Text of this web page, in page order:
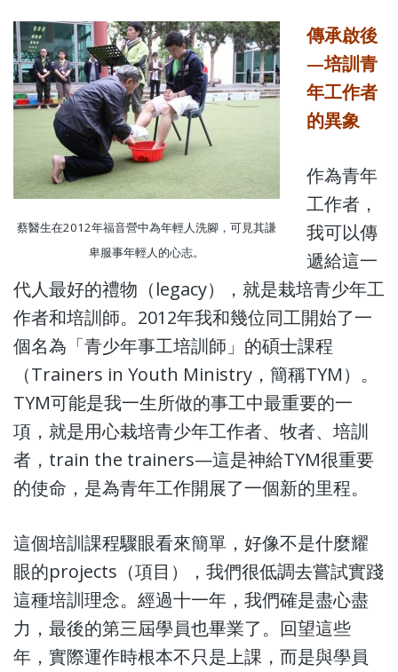
蔡醫生在2012年福音營中為年輕人洗腳，可見其謙
卑服事年輕人的心志。
傳承啟後
—培訓青
年工作者
的異象
作為青年
工作者，
我可以傳
遞給這一
代人最好的禮物（legacy），就是栽培青少年工
作者和培訓師。2012年我和幾位同工開始了一
個名為「青少年事工培訓師」的碩士課程
（Trainers in Youth Ministry，簡稱TYM）。
TYM可能是我一生所做的事工中最重要的一
項，就是用心栽培青少年工作者、牧者、培訓
者，train the trainers—這是神給TYM很重要
的使命，是為青年工作開展了一個新的里程。
這個培訓課程驟眼看來簡單，好像不是什麼耀
眼的projects（項目），我們很低調去嘗試實踐
這種培訓理念。經過十一年，我們確是盡心盡
力，最後的第三屆學員也畢業了。回望這些
年，實際運作時根本不只是上課，而是與學員